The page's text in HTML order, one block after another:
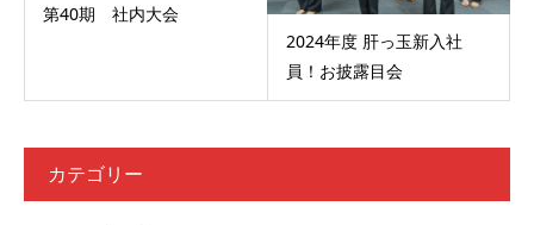
第40期 社内大会
2024年度 肝っ玉新入社
員！お披露目会
カテゴリー